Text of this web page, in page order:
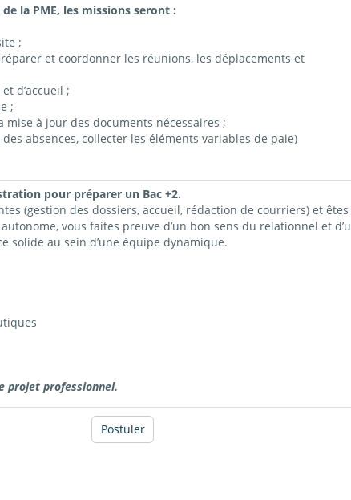
la PME, les missions seront :
;
et coordonner les réunions, les déplacements et
d’accueil ;
;
à jour des documents nécessaires ;
absences, collecter les éléments variables de paie)
pour préparer un Bac +2.
(gestion des dossiers, accueil, rédaction de courriers) et
vous faites preuve d’un bon sens du relationnel et
solide au sein d’une équipe dynamique.
projet professionnel.
Postuler